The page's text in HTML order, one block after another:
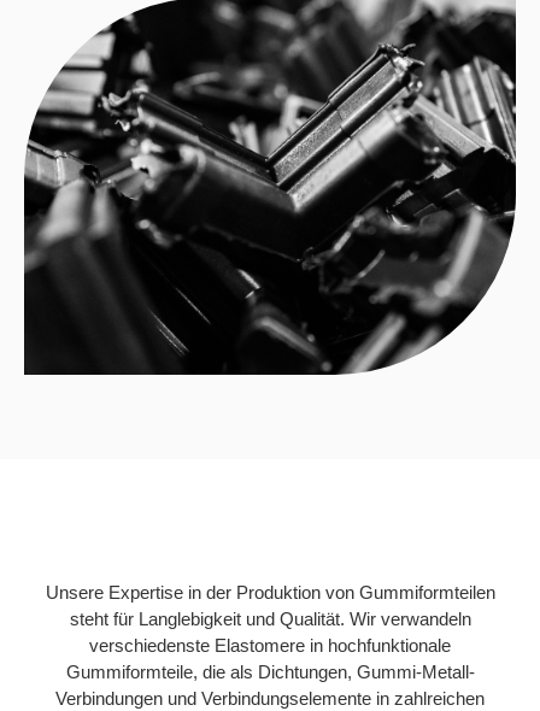
Unsere Expertise in der Produktion von Gummiformteilen
steht für Langlebigkeit und Qualität. Wir verwandeln
verschiedenste Elastomere in hochfunktionale
Gummiformteile, die als Dichtungen, Gummi-Metall-
Verbindungen und Verbindungselemente in zahlreichen